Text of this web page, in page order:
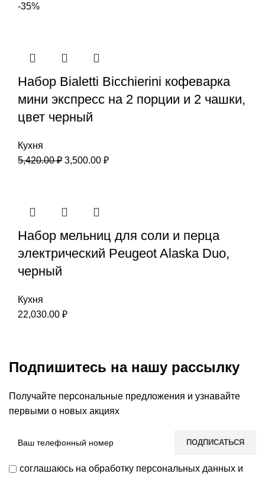
-35%
Набор Bialetti Bicchierini кофеварка
мини экспресс на 2 порции и 2 чашки,
цвет черный
Кухня
5,420.00₽ 3,500.00 ₽
Набор мельниц для соли и перца
электрический Peugeot Alaska Duo,
черный
Кухня
22,030.00 ₽
Подпишитесь на нашу рассылку
Получайте персональные предложения и узнавайте
первыми о новых акциях
соглашаюсь на обработку персональных данных и